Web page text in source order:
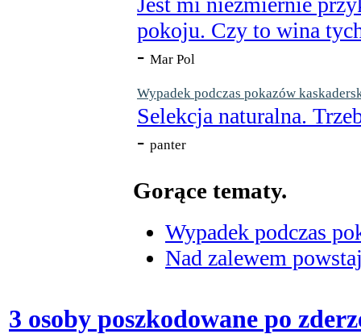
pokoju. Czy to wina
- Mar Pol
Wypadek podczas pokazów
Selekcja naturalna.
- panter
Gorące tematy.
Wypadek podczas
Nad zalewem
3 osoby poszkodowane po